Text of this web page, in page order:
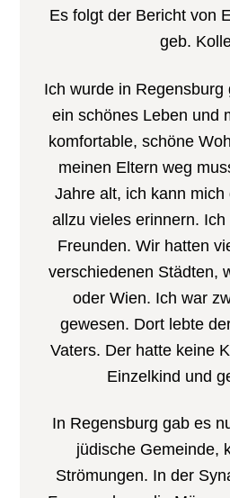
Es folgt der Bericht von
geb.
Ich wurde in
ein schönes Leben und
komfortable, schöne
meinen Eltern weg
Jahre alt, ich kann
allzu vieles erinnern.
Freunden. Wir hatten
verschiedenen Städten,
oder Wien. Ich war
gewesen. Dort lebte
Vaters. Der hatte keine
Einzelkind und
In Regensburg gab es
jüdische Gemeinde,
Strömungen. In der